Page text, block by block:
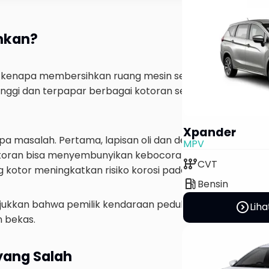
membersihkan ruang mesin sebenarnya
dan terpapar berbagai kotoran seperti debu, oli
masalah. Pertama, lapisan oli dan debu yang tebal
bisa menyembunyikan kebocoran oli atau cairan
meningkatkan risiko korosi pada komponen metal.
bahwa pemilik kendaraan peduli dengan
bekas.
Salah
Xpander
MPV
auto_transmissionCVT
local_gas_stationBensin
expand_circle_right